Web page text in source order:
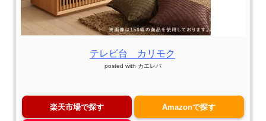
テレビ台 カリモク
posted with カエレバ
楽天市場で探す Amazonで探す